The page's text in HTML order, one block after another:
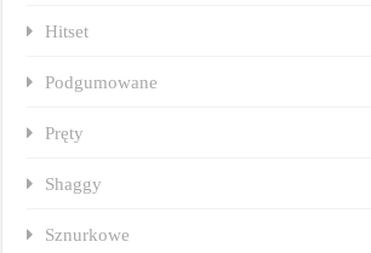
Hitset
Podgumowane
Pręty
Shaggy
Sznurkowe